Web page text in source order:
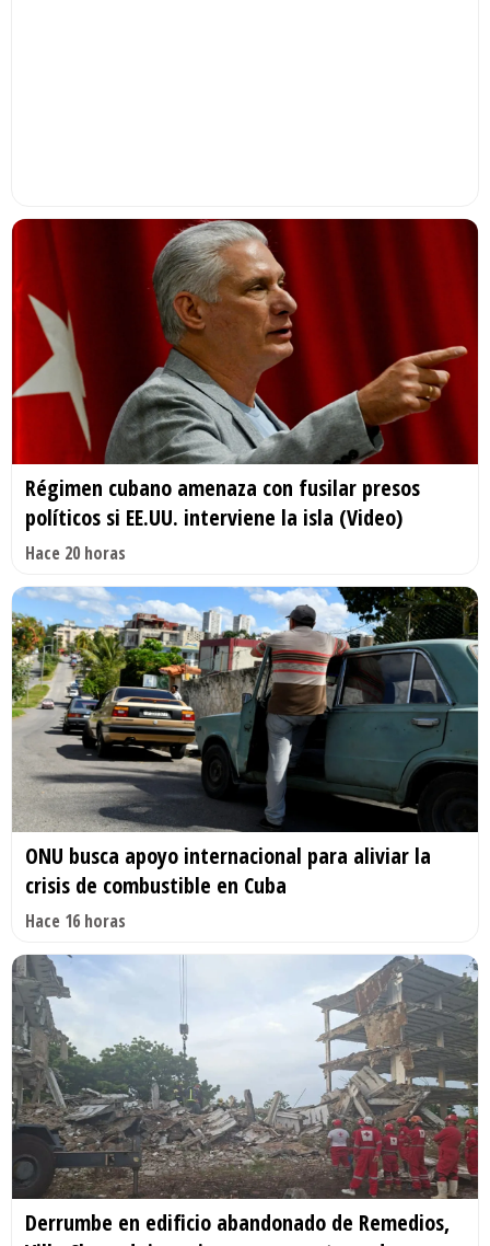
Régimen cubano amenaza con fusilar presos
políticos si EE.UU. interviene la isla (Video)
Hace 20 horas
ONU busca apoyo internacional para aliviar la
crisis de combustible en Cuba
Hace 16 horas
Derrumbe en edificio abandonado de Remedios,